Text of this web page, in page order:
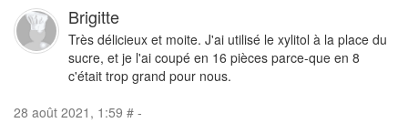
Brigitte
Très délicieux et moite. J'ai utilisé le xylitol à la place du
sucre, et je l'ai coupé en 16 pièces parce-que en 8
c'était trop grand pour nous.
28 août 2021, 1:59 # -